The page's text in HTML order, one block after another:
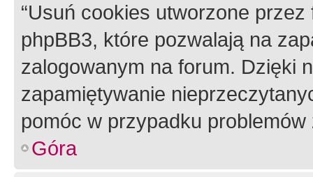
“Usuń cookies utworzone
phpBB3, które pozwalają na
zalogowanym na forum. Dzięki
zapamiętywanie
pomóc w przypadku
Góra